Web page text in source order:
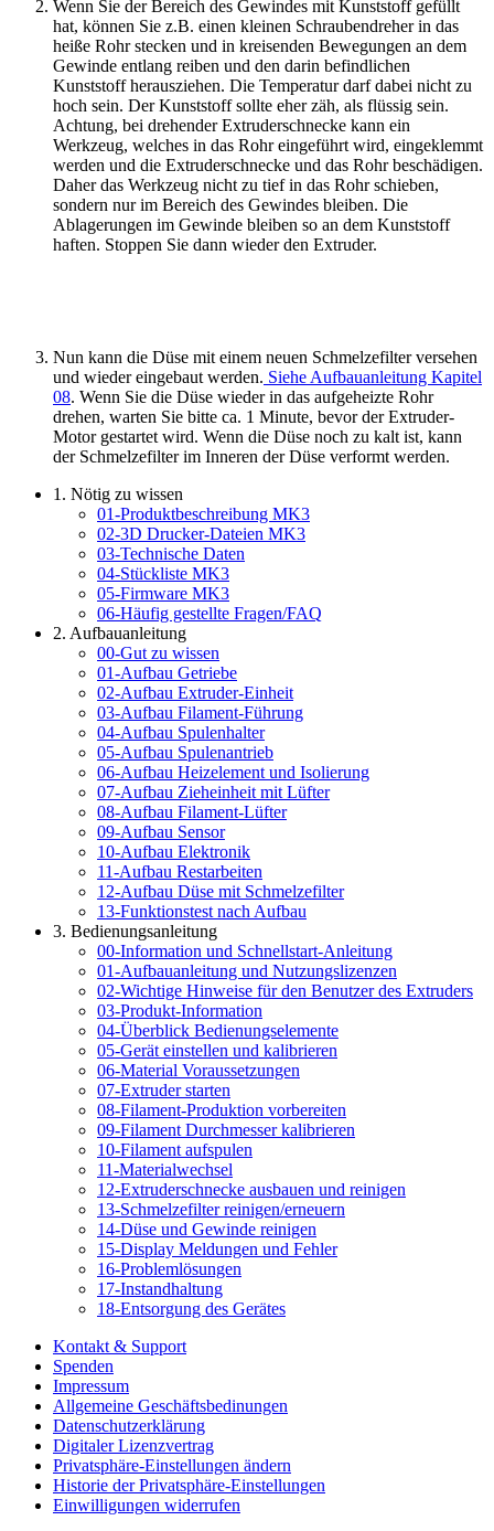
Wenn Sie der Bereich des Gewindes mit Kunststoff gefüllt
hat, können Sie z.B. einen kleinen Schraubendreher in das
heiße Rohr stecken und in kreisenden Bewegungen an dem
Gewinde entlang reiben und den darin befindlichen
Kunststoff herausziehen. Die Temperatur darf dabei nicht zu
hoch sein. Der Kunststoff sollte eher zäh, als flüssig sein.
Achtung, bei drehender Extruderschnecke kann ein
Werkzeug, welches in das Rohr eingeführt wird, eingeklemmt
werden und die Extruderschnecke und das Rohr beschädigen.
Daher das Werkzeug nicht zu tief in das Rohr schieben,
sondern nur im Bereich des Gewindes bleiben. Die
Ablagerungen im Gewinde bleiben so an dem Kunststoff
haften. Stoppen Sie dann wieder den Extruder.
Nun kann die Düse mit einem neuen Schmelzefilter versehen
und wieder eingebaut werden. Siehe Aufbauanleitung Kapitel
08. Wenn Sie die Düse wieder in das aufgeheizte Rohr
drehen, warten Sie bitte ca. 1 Minute, bevor der Extruder-
Motor gestartet wird. Wenn die Düse noch zu kalt ist, kann
der Schmelzefilter im Inneren der Düse verformt werden.
1. Nötig zu wissen
01-Produktbeschreibung MK3
02-3D Drucker-Dateien MK3
03-Technische Daten
04-Stückliste MK3
05-Firmware MK3
06-Häufig gestellte Fragen/FAQ
2. Aufbauanleitung
00-Gut zu wissen
01-Aufbau Getriebe
02-Aufbau Extruder-Einheit
03-Aufbau Filament-Führung
04-Aufbau Spulenhalter
05-Aufbau Spulenantrieb
06-Aufbau Heizelement und Isolierung
07-Aufbau Zieheinheit mit Lüfter
08-Aufbau Filament-Lüfter
09-Aufbau Sensor
10-Aufbau Elektronik
11-Aufbau Restarbeiten
12-Aufbau Düse mit Schmelzefilter
13-Funktionstest nach Aufbau
3. Bedienungsanleitung
00-Information und Schnellstart-Anleitung
01-Aufbauanleitung und Nutzungslizenzen
02-Wichtige Hinweise für den Benutzer des Extruders
03-Produkt-Information
04-Überblick Bedienungselemente
05-Gerät einstellen und kalibrieren
06-Material Voraussetzungen
07-Extruder starten
08-Filament-Produktion vorbereiten
09-Filament Durchmesser kalibrieren
10-Filament aufspulen
11-Materialwechsel
12-Extruderschnecke ausbauen und reinigen
13-Schmelzefilter reinigen/erneuern
14-Düse und Gewinde reinigen
15-Display Meldungen und Fehler
16-Problemlösungen
17-Instandhaltung
18-Entsorgung des Gerätes
Kontakt & Support
Spenden
Impressum
Allgemeine Geschäftsbedinungen
Datenschutzerklärung
Digitaler Lizenzvertrag
Privatsphäre-Einstellungen ändern
Historie der Privatsphäre-Einstellungen
Einwilligungen widerrufen